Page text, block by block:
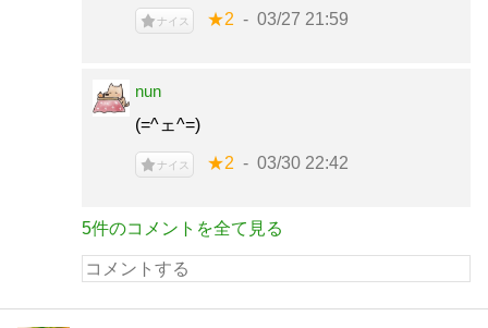
ナイス ★2 03/27 21:59
nun
(=^ェ^=)
ナイス ★2 03/30 22:42
5件のコメントを全て見る